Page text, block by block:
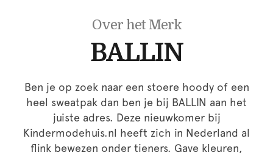
Over het Merk
BALLIN
Ben je op zoek naar een stoere hoody of een
heel sweatpak dan ben je bij BALLIN aan het
juiste adres. Deze nieuwkomer bij
Kindermodehuis.nl heeft zich in Nederland al
flink bewezen onder tieners. Gave kleuren,